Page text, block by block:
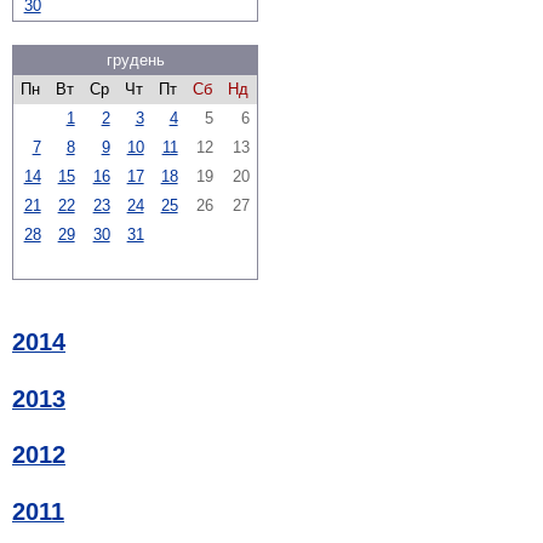
30
грудень
Пн
Вт Ср Чт Пт Сб
Нд
1
2 3 4 5
6
7
8 9 10 11 12
13
14
15 16 17 18 19
20
21
22 23 24 25 26
27
28
29 30 31
2014
2013
2012
2011